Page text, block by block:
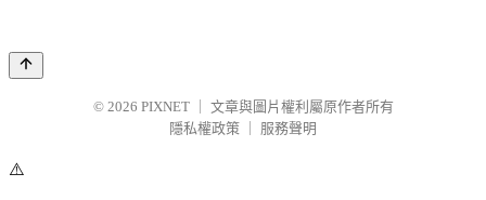
© 2026 PIXNET
文章與圖片權利屬原作者所有
隱私權政策
服務聲明
⚠️